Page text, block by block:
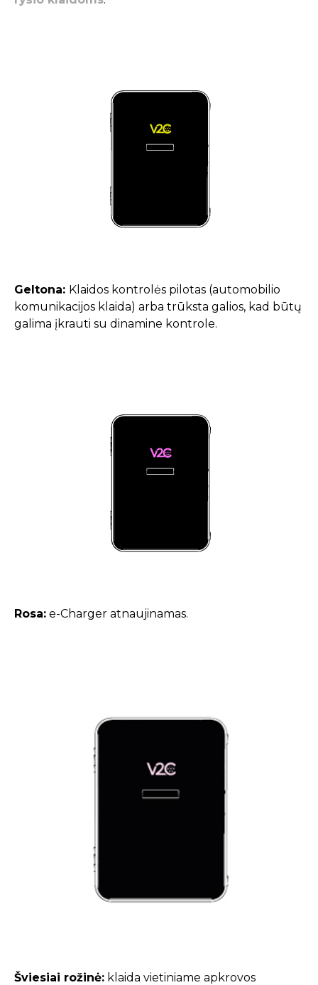
Geltona: Klaidos kontrolės pilotas (automobilio
komunikacijos klaida) arba trūksta galios, kad būtų
galima įkrauti su dinamine kontrole.
Rosa: e-Charger atnaujinamas.
Šviesiai rožinė: klaida vietiniame apkrovos